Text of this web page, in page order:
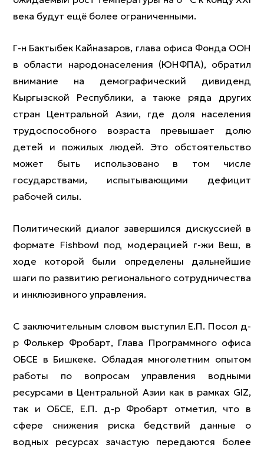
века будут ещё более ограниченными.
Г-н Бактыбек Кайназаров, глава офиса Фонда ООН
в области народонаселения (ЮНФПА), обратил
внимание на демографический дивиденд
Кыргызской Республики, а также ряда других
стран Центральной Азии, где доля населения
трудоспособного возраста превышает долю
детей и пожилых людей. Это обстоятельство
может быть использовано в том числе
государствами, испытывающими дефицит
рабочей силы.
Политический диалог завершился дискуссией в
формате Fishbowl под модерацией г-жи Веш, в
ходе которой были определены дальнейшие
шаги по развитию регионального сотрудничества
и инклюзивного управления.
С заключительным словом выступил Е.П. Посол д-
р Фолькер Фробарт, Глава Программного офиса
ОБСЕ в Бишкеке. Обладая многолетним опытом
работы по вопросам управления водными
ресурсами в Центральной Азии как в рамках GIZ,
так и ОБСЕ, Е.П. д-р Фробарт отметил, что в
сфере снижения риска бедствий данные о
водных ресурсах зачастую передаются более